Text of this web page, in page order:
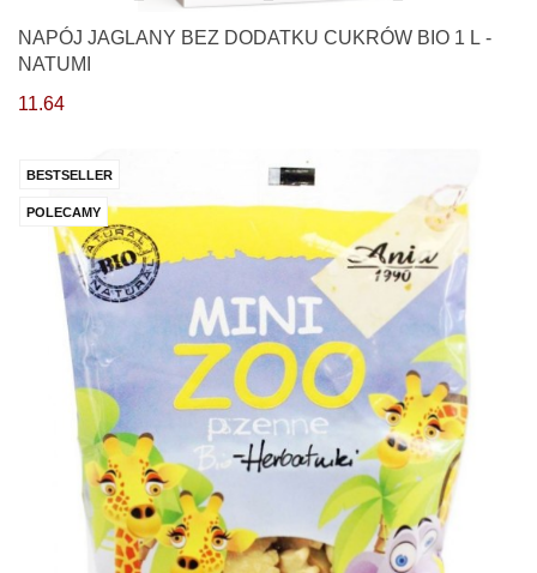
NAPÓJ JAGLANY BEZ DODATKU CUKRÓW BIO 1 L -
NATUMI
11.64
BESTSELLER
POLECAMY